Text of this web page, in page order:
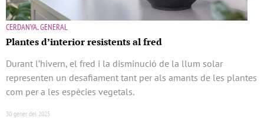
CERDANYA, GENERAL
Plantes d’interior resistents al fred
Durant l’hivern, el fred i la disminució de la llum solar
representen un desafiament tant per als amants de les plantes
com per a les espècies vegetals.
30 gener del 2025